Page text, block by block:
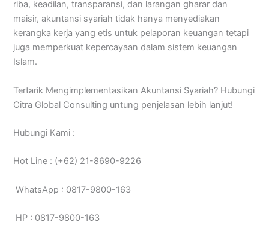
riba, keadilan, transparansi, dan larangan gharar dan
maisir, akuntansi syariah tidak hanya menyediakan
kerangka kerja yang etis untuk pelaporan keuangan tetapi
juga memperkuat kepercayaan dalam sistem keuangan
Islam.
Tertarik Mengimplementasikan Akuntansi Syariah? Hubungi
Citra Global Consulting untung penjelasan lebih lanjut!
Hubungi Kami :
Hot Line : (+62) 21-8690-9226
WhatsApp : 0817-9800-163
HP : 0817-9800-163